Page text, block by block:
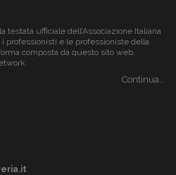
testata ufficiale dell’Associazione Italiana
professionisti e le professioniste della
composta da questo sito web,
Continua...